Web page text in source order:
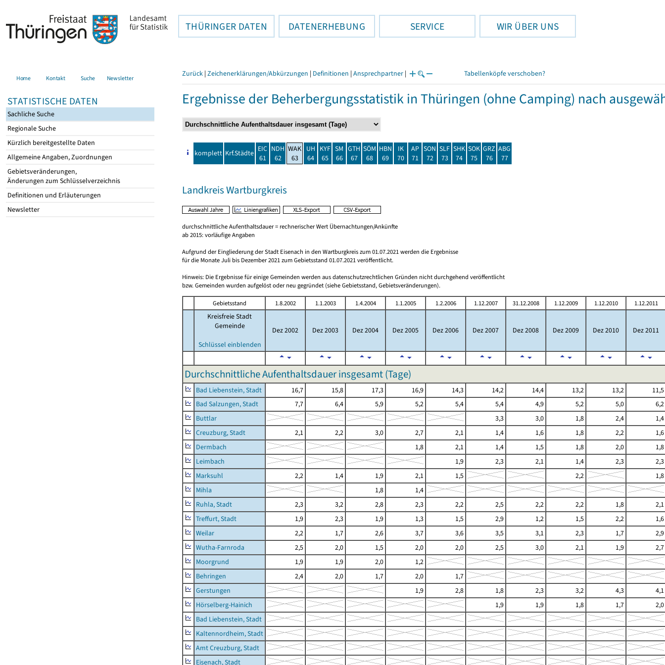
THÜRINGER DATEN DATENERHEBUNG SERVICE WIR ÜBER UNS
Home Kontakt Suche Newsletter
STATISTISCHE DATEN
Sachliche Suche
Regionale Suche
Kürzlich bereitgestellte Daten
Allgemeine Angaben, Zuordnungen
Gebietsveränderungen,
Änderungen zum Schlüsselverzeichnis
Definitionen und Erläuterungen
Newsletter
Zurück | Zeichenerklärungen/Abkürzungen | Definitionen | Ansprechpartner | Tabellenköpfe verschoben?
Ergebnisse der Beherbergungsstatistik in Thüringen (ohne Camping) nach
komplett Krf.Städte EIC
61
NDH
62
WAK
63
UH
64
KYF
65
SM
66
GTH
67
SÖM
68
HBN
69
IK
70
AP
71
SON
72
SLF
73
SHK
74
SOK
75
GRZ
76
ABG
77
Landkreis Wartburgkreis
durchschnittliche Aufenthaltsdauer = rechnerischer Wert Übernachtungen/Ankünfte
ab 2015: vorläufige Angaben
Aufgrund der Eingliederung der Stadt Eisenach in den Wartburgkreis zum 01.07.2021 werden die Ergebnisse
für die Monate Juli bis Dezember 2021 zum Gebietsstand 01.07.2021 veröffentlicht.
Hinweis: Die Ergebnisse für einige Gemeinden werden aus datenschutzrechtlichen Gründen nicht durchgehend veröffentlicht
bzw. Gemeinden wurden aufgelöst oder neu gegründet (siehe Gebietsstand, Gebietsveränderungen).
Gebietsstand 1.8.2002 1.1.2003 1.4.2004 1.1.2005 1.2.2006 1.12.2007 31.12.2008 1.12.2009 1.12.2010 1.12.2011
Kreisfreie Stadt
Gemeinde
Schlüssel einblenden
Dez 2002 Dez 2003 Dez 2004 Dez 2005 Dez 2006 Dez 2007 Dez 2008 Dez 2009 Dez 2010 Dez 2011
Durchschnittliche Aufenthaltsdauer insgesamt (Tage)
Bad Liebenstein, Stadt 16,7 15,8 17,3 16,9 14,3 14,2 14,4 13,2 13,2
11,5
Bad Salzungen, Stadt
7,7 6,4 5,9 5,2 5,4 5,4 4,9 5,2 5,0
6,2
Buttlar
3,3 3,0 1,8 2,4
1,4
Creuzburg, Stadt
2,1 2,2 3,0 2,7 2,1 1,4 1,6 1,8 2,2
1,6
Dermbach
1,8 2,1 1,4 1,5 1,8 2,0
1,8
Leimbach
1,9 2,3 2,1 1,4 2,3
2,3
Marksuhl
2,2 1,4 1,9 2,1 1,5 2,2
1,8
Mihla
1,8
1,4
Ruhla, Stadt
2,3 3,2 2,8 2,3 2,2 2,5 2,2 2,2 1,8
2,1
Treffurt, Stadt
1,9 2,3 1,9 1,3 1,5 2,9 1,2 1,5 2,2
1,6
Weilar
2,2 1,7 2,6 3,7 3,6 3,5 3,1 2,3 1,7
2,9
Wutha-Farnroda
2,5 2,0 1,5 2,0 2,0 2,5 3,0 2,1 1,9
2,7
Moorgrund
1,9 1,9 2,0
1,2
Behringen
2,4 2,0 1,7 2,0
1,7
Gerstungen
1,9 2,8 1,8 2,3 3,2 4,3
4,1
Hörselberg-Hainich
1,9 1,9 1,8 1,7
2,0
Bad Liebenstein, Stadt
Kaltennordheim, Stadt
Amt Creuzburg, Stadt
Eisenach, Stadt